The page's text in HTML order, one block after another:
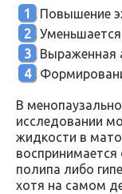
Повышение
Выраженная
В
исследовании
жидкости в
воспринимается
полипа либо
хотя на самом